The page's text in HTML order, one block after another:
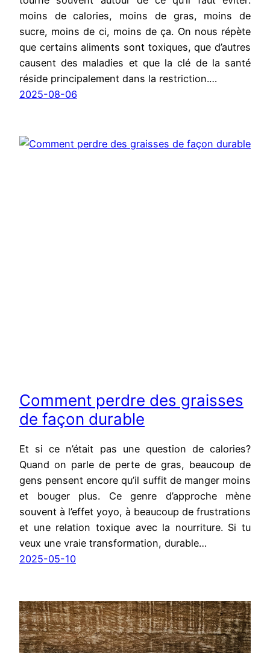
moins de calories, moins de gras, moins de
sucre, moins de ci, moins de ça. On nous répète
que certains aliments sont toxiques, que d’autres
causent des maladies et que la clé de la santé
réside principalement dans la restriction.…
2025-08-06
Comment perdre des graisses
de façon durable
Et si ce n’était pas une question de calories?
Quand on parle de perte de gras, beaucoup de
gens pensent encore qu’il suffit de manger moins
et bouger plus. Ce genre d’approche mène
souvent à l’effet yoyo, à beaucoup de frustrations
et une relation toxique avec la nourriture. Si tu
veux une vraie transformation, durable…
2025-05-10